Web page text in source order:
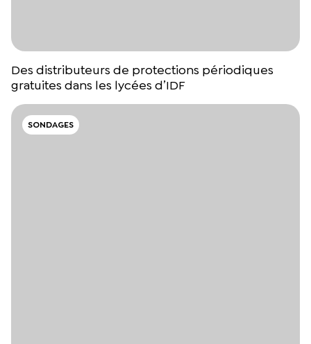
Des distributeurs de protections périodiques
gratuites dans les lycées d’IDF
SONDAGES